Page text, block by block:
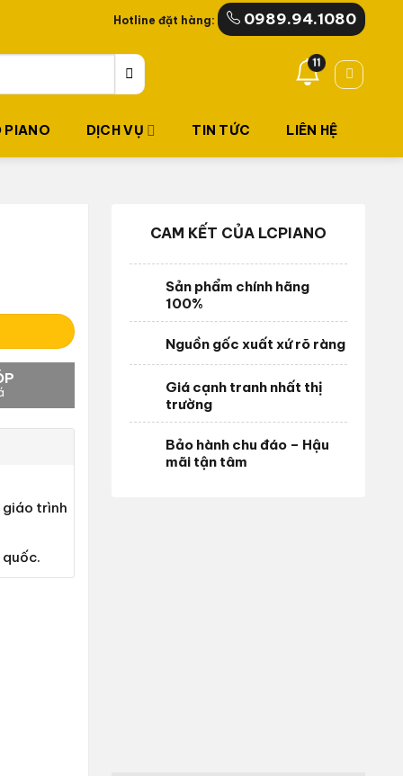
Hotline đặt hàng: 0989.94.1080
11
PIANO DỊCH VỤ TIN TỨC LIÊN HỆ
giáo trình
quốc.
CAM KẾT CỦA LCPIANO
Sản phẩm chính hãng
100%
Nguồn gốc xuất xứ rõ ràng
Giá cạnh tranh nhất thị
trường
Bảo hành chu đáo – Hậu
mãi tận tâm